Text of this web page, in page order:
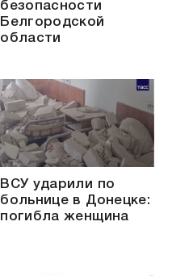
безопасности
Белгородской
области
ВСУ ударили по
больнице в Донецке:
погибла женщина